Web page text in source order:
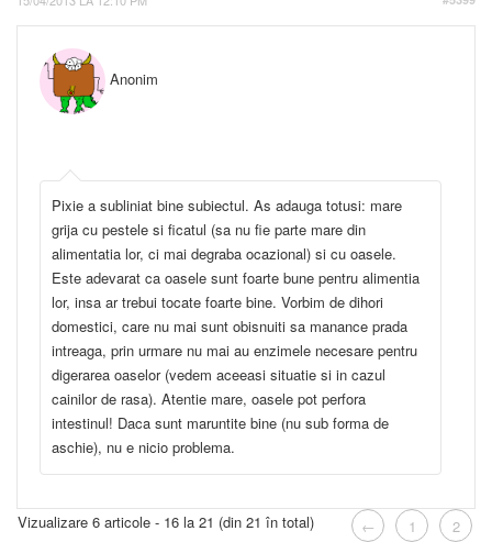
Anonim
Pixie a subliniat bine subiectul. As adauga totusi: mare
grija cu pestele si ficatul (sa nu fie parte mare din
alimentatia lor, ci mai degraba ocazional) si cu oasele.
Este adevarat ca oasele sunt foarte bune pentru alimentia
lor, insa ar trebui tocate foarte bine. Vorbim de dihori
domestici, care nu mai sunt obisnuiti sa manance prada
intreaga, prin urmare nu mai au enzimele necesare pentru
digerarea oaselor (vedem aceeasi situatie si in cazul
cainilor de rasa). Atentie mare, oasele pot perfora
intestinul! Daca sunt maruntite bine (nu sub forma de
aschie), nu e nicio problema.
Vizualizare 6 articole - 16 la 21 (din 21 în total) ← 1 2